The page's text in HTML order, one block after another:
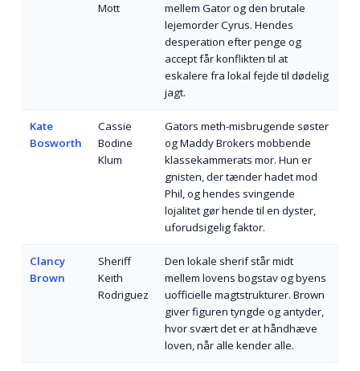
Mott
mellem Gator og den brutale
lejemorder Cyrus. Hendes
desperation efter penge og
accept får konflikten til at
eskalere fra lokal fejde til dødelig
jagt.
Kate
Bosworth
Cassie
Bodine
Klum
Gators meth-misbrugende søster
og Maddy Brokers mobbende
klassekammerats mor. Hun er
gnisten, der tænder hadet mod
Phil, og hendes svingende
lojalitet gør hende til en dyster,
uforudsigelig faktor.
Clancy
Brown
Sheriff
Keith
Rodriguez
Den lokale sherif står midt
mellem lovens bogstav og byens
uofficielle magtstrukturer. Brown
giver figuren tyngde og antyder,
hvor svært det er at håndhæve
loven, når alle kender alle.